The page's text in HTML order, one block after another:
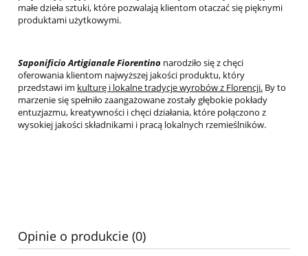
małe dzieła sztuki, które pozwalają klientom otaczać się pięknymi
produktami użytkowymi.
Saponificio Artigianale Fiorentino narodziło się z chęci
oferowania klientom najwyższej jakości produktu, który
przedstawi im kulturę i lokalne tradycje wyrobów z Florencji. By to
marzenie się spełniło zaangażowane zostały głębokie pokłady
entuzjazmu, kreatywności i chęci działania, które połączono z
wysokiej jakości składnikami i pracą lokalnych rzemieślników.
Opinie o produkcie (0)